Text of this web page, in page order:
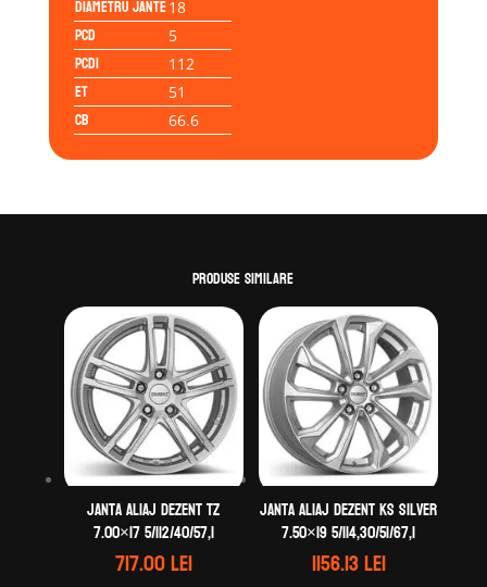
Diametru jante18
PCD 5
PCD1 112
ET 51
CB 66.6
Produse similare
Janta aliaj DEZENT TZ
7.00×17 5/112/40/57,1
717.00lei
Janta aliaj DEZENT KS silver
7.50×19 5/114,30/51/67,1
1156.13lei